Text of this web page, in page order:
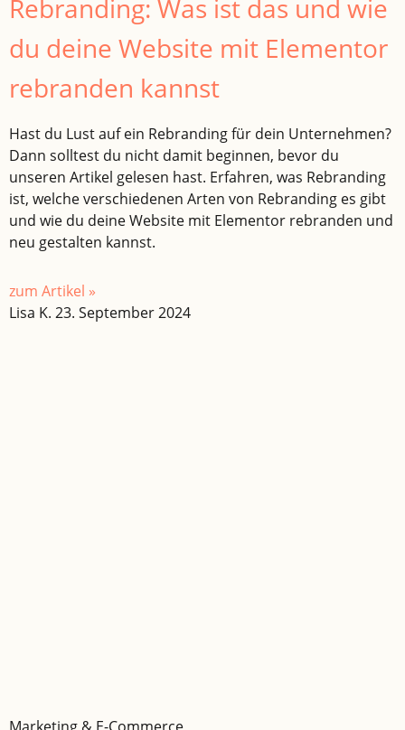
Rebranding: Was ist das und wie
du deine Website mit Elementor
rebranden kannst
Hast du Lust auf ein Rebranding für dein Unternehmen?
Dann solltest du nicht damit beginnen, bevor du
unseren Artikel gelesen hast. Erfahren, was Rebranding
ist, welche verschiedenen Arten von Rebranding es gibt
und wie du deine Website mit Elementor rebranden und
neu gestalten kannst.
zum Artikel »
Lisa K. 23. September 2024